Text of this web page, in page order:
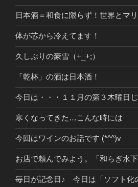
日本酒＝和食に限らず！世界とマ
体が芯から冷えてます！
久しぶりの豪雪（+_+;）
「乾杯」の酒は日本酒！
今日は・・・１１月の第３木曜日
寒くなってきた…こんな時には
今回はワインのお話です (*^^)v
お店で頼んでみよう。「和らぎ水下
毎日が記念日♪ 今日は「ソフト化